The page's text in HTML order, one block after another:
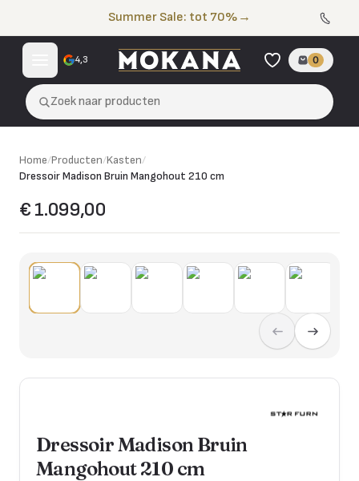
Summer Sale: tot 70% →
4,3 0
Zoek naar producten
Home/Producten/Kasten/
Dressoir Madison Bruin Mangohout 210 cm
€ 1.099,00
Dressoir Madison Bruin
Mangohout 210 cm